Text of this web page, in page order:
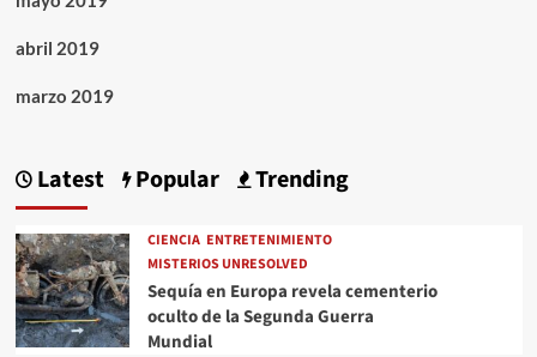
abril 2019
marzo 2019
Latest Popular Trending
CIENCIA ENTRETENIMIENTO
MISTERIOS UNRESOLVED
Sequía en Europa revela cementerio
oculto de la Segunda Guerra
Mundial